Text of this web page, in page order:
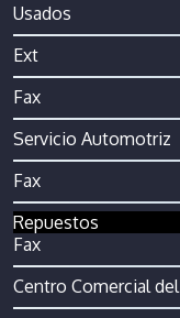
Usados
Ext
Fax
Servicio Automotriz
Fax
Repuestos
Fax
Centro Comercial